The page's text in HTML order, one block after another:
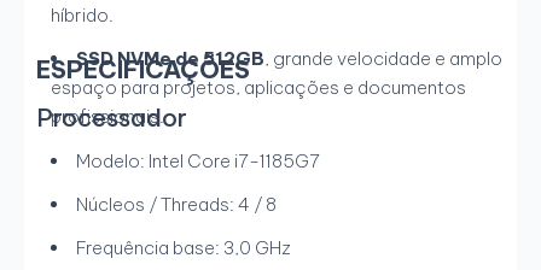
híbrido.
SSD NVMe de 512GB, grande velocidade e amplo
espaço para projetos, aplicações e documentos
profissionais.
ESPECIFICAÇÕES
Processador
Modelo: Intel Core i7-1185G7
Núcleos / Threads: 4 / 8
Frequência base: 3,0 GHz